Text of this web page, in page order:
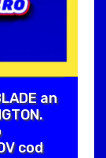
an
cod